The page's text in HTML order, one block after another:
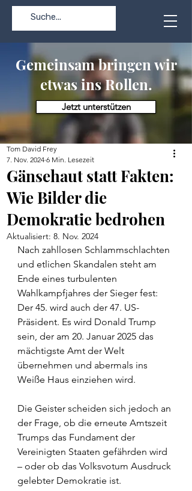
Gemeinsam bringen wir
etwas ins Rollen.
Jetzt unterstützen
Gänsehaut statt Fakten:
Wie Bilder die
Demokratie bedrohen
Tom David Frey
7. Nov. 2024 6 Min. Lesezeit
Aktualisiert: 8. Nov. 2024
Nach zahllosen Schlammschlachten
und etlichen Skandalen steht am
Ende eines turbulenten
Wahlkampfjahres der Sieger fest:
Der 45. wird auch der 47. US-
Präsident. Es wird Donald Trump
sein, der am 20. Januar 2025 das
mächtigste Amt der Welt
übernehmen und abermals ins
Weiße Haus einziehen wird.
Die Geister scheiden sich jedoch an
der Frage, ob die erneute Amtszeit
Trumps das Fundament der
Vereinigten Staaten gefährden wird
– oder ob das Volksvotum Ausdruck
gelebter Demokratie ist.